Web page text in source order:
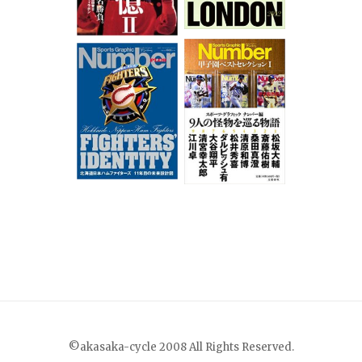
©akasaka-cycle 2008 All Rights Reserved.